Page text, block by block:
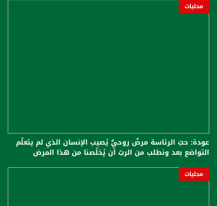
محليات
عودة: حبّ الرئاسة مرضٌ روحيٌّ يُصيب الإنسان الذي لم يتعلّم
التواضع بعد ونطلب من الربّ أن يُخلّصنا من هذا المرض
محليات